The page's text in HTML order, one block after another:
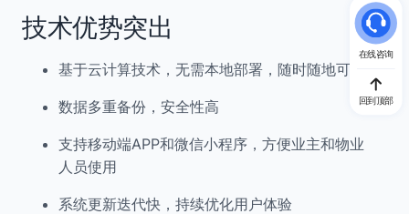
技术优势突出
基于云计算技术，无需本地部署，随时随地可用
数据多重备份，安全性高
支持移动端APP和微信小程序，方便业主和物业
人员使用
系统更新迭代快，持续优化用户体验
在线咨询
回到顶部